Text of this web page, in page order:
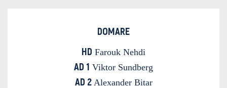
DOMARE
HD Farouk Nehdi
AD 1 Viktor Sundberg
AD 2 Alexander Bitar